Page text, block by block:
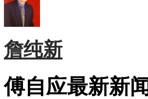
詹纯新
傅自应最新新闻